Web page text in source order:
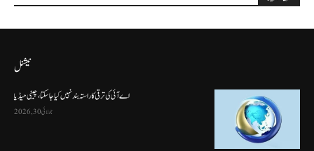
نیشنل
اے آئی کی ترقی کا راستہ بند نہیں کیا جا سکتا، چینی میڈیا
جولائی 30, 2026